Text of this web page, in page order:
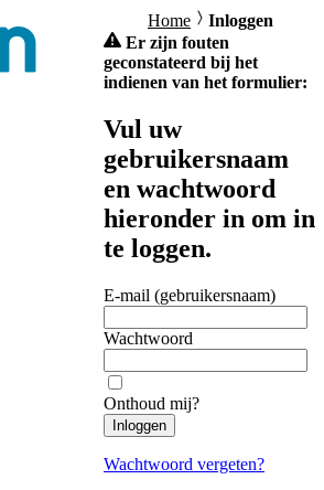
Home
Inloggen
Er zijn fouten
geconstateerd bij het
indienen van het formulier:
Vul uw
gebruikersnaam
en wachtwoord
hieronder in om in
te loggen.
E-mail (gebruikersnaam)
Wachtwoord
Onthoud mij?
Inloggen
Wachtwoord vergeten?